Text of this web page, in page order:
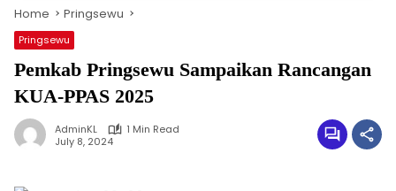
Home Pringsewu
Pringsewu
Pemkab Pringsewu Sampaikan Rancangan
KUA-PPAS 2025
AdminKL
1 Min Read
July 8, 2024